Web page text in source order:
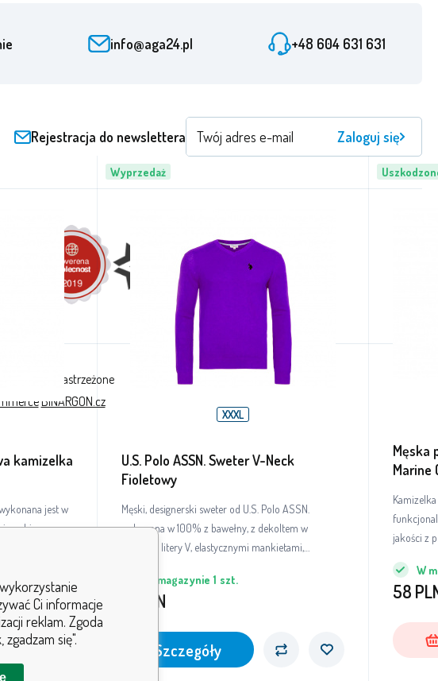
kamizelka
jest w
w
Wyprzedaż
XXXL
U.S. Polo ASSN. Sweter V-Neck
Fioletowy
Męski, designerski sweter od U.S. Polo ASSN.
wykonana w 100% z bawełny, z dekoltem w
kształcie litery V, elastycznymi mankietami,
lewej piersi.W magazynie 1 szt.
PLN
Szczegóły
Męska
Marine
jakości z
W
58
info@aga24.pl +48 604 631 631
Rejestracja do newslettera Zaloguj się
prawa zastrzeżone
BINARGON.cz
Ci informacje
reklam. Zgoda
się".